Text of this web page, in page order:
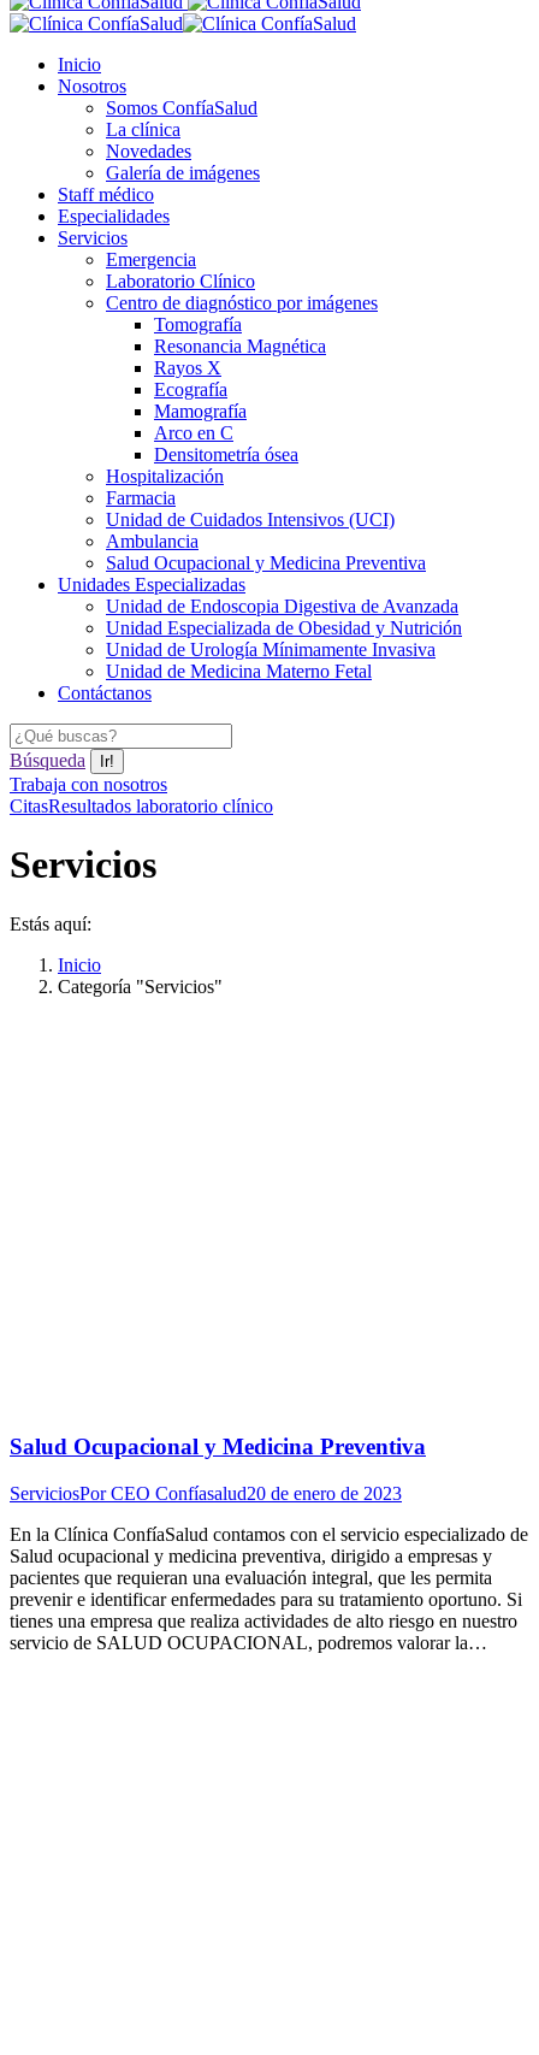
Inicio
Nosotros
Somos ConfíaSalud
La clínica
Novedades
Galería de imágenes
Staff médico
Especialidades
Servicios
Emergencia
Laboratorio Clínico
Centro de diagnóstico por imágenes
Tomografía
Resonancia Magnética
Rayos X
Ecografía
Mamografía
Arco en C
Densitometría ósea
Hospitalización
Farmacia
Unidad de Cuidados Intensivos (UCI)
Ambulancia
Salud Ocupacional y Medicina Preventiva
Unidades Especializadas
Unidad de Endoscopia Digestiva de Avanzada
Unidad Especializada de Obesidad y Nutrición
Unidad de Urología Mínimamente Invasiva
Unidad de Medicina Materno Fetal
Contáctanos
Buscar:
Búsqueda
Trabaja con nosotros
Facebook
opens
in
window
YouTube
opens
in
window
Instagram
opens
in
window
CitasResultados laboratorio clínico
Servicios
Estás aquí:
Inicio
Categoría "Servicios"
Salud Ocupacional y Medicina Preventiva
ServiciosPorCEO Confíasalud20 de enero de 2023
En la Clínica ConfíaSalud contamos con el servicio especializado de
Salud ocupacional y medicina preventiva, dirigido a empresas y
pacientes que requieran una evaluación integral, que les permita
prevenir e identificar enfermedades para su tratamiento oportuno. Si
tienes una empresa que realiza actividades de alto riesgo en nuestro
servicio de SALUD OCUPACIONAL, podremos valorar la…